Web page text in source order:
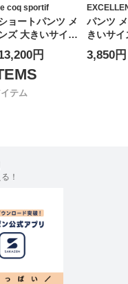
le coq sportif
ョートパンツ メ
ンズ 大きいサイズ
ゴルフ 2WAYスト
ッチ 防汚 UVカ
ト ショーツ ボ
ムス パンツ ス
ポーツ 涼しい 春
円
パンツ
きいサ
ット ド
レッチ
3,850円
テム
！